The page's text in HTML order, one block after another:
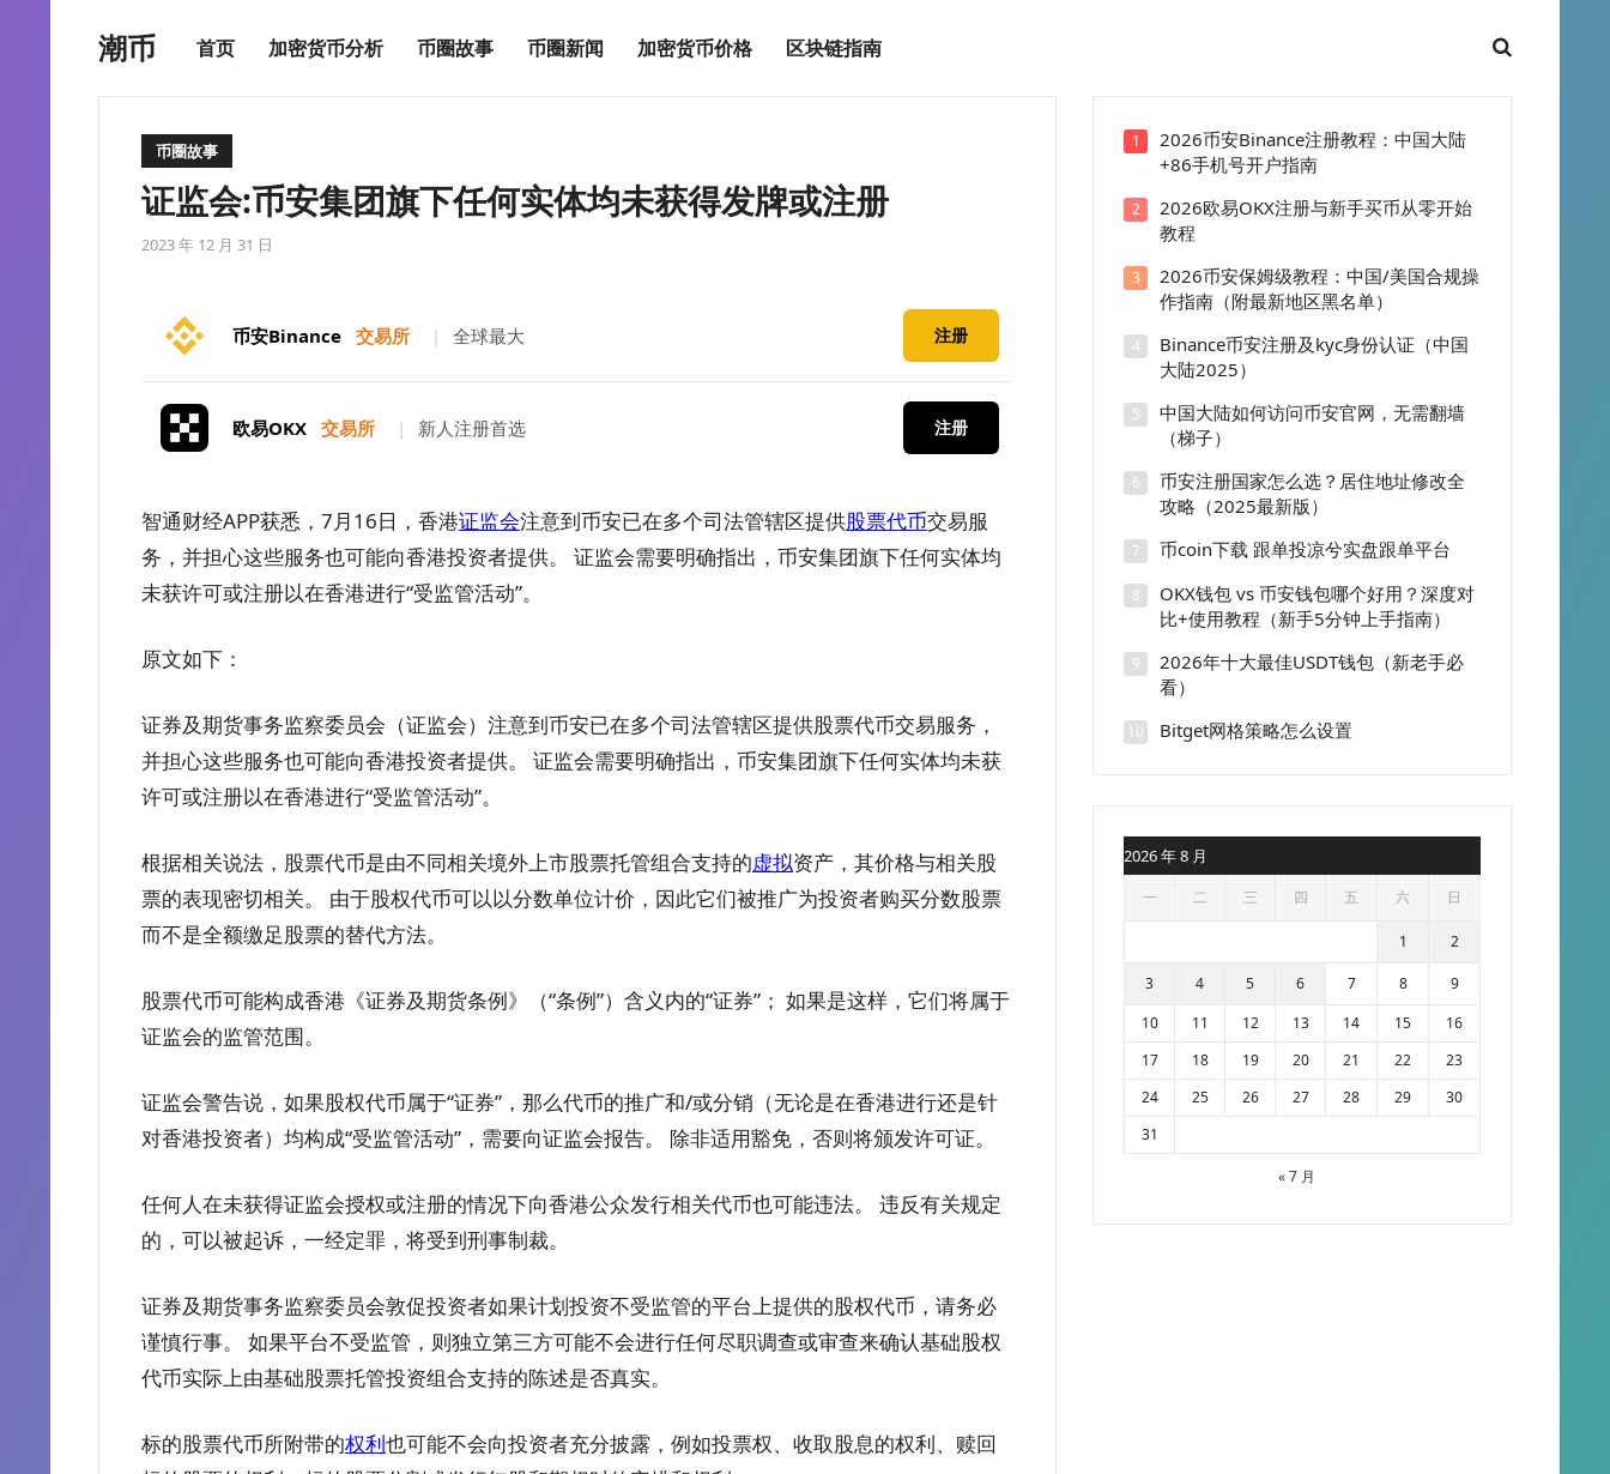
潮币 首页 加密货币分析 币圈故事 币圈新闻 加密货币价格 区块链指南
币圈故事
证监会:币安集团旗下任何实体均未获得发牌或注册
2023 年 12 月 31 日
币安Binance 交易所 | 全球最大 注册
欧易OKX 交易所 | 新人注册首选 注册
智通财经APP获悉，7月16日，香港证监会注意到币安已在多个司法管辖区提供股票代币交易服
务，并担心这些服务也可能向香港投资者提供。 证监会需要明确指出，币安集团旗下任何实体均
未获许可或注册以在香港进行“受监管活动”。
原文如下：
证券及期货事务监察委员会（证监会）注意到币安已在多个司法管辖区提供股票代币交易服务，
并担心这些服务也可能向香港投资者提供。 证监会需要明确指出，币安集团旗下任何实体均未获
许可或注册以在香港进行“受监管活动”。
根据相关说法，股票代币是由不同相关境外上市股票托管组合支持的虚拟资产，其价格与相关股
票的表现密切相关。 由于股权代币可以以分数单位计价，因此它们被推广为投资者购买分数股票
而不是全额缴足股票的替代方法。
股票代币可能构成香港《证券及期货条例》（“条例”）含义内的“证券”； 如果是这样，它们将属于
证监会的监管范围。
证监会警告说，如果股权代币属于“证券”，那么代币的推广和/或分销（无论是在香港进行还是针
对香港投资者）均构成“受监管活动”，需要向证监会报告。 除非适用豁免，否则将颁发许可证。
任何人在未获得证监会授权或注册的情况下向香港公众发行相关代币也可能违法。 违反有关规定
的，可以被起诉，一经定罪，将受到刑事制裁。
证券及期货事务监察委员会敦促投资者如果计划投资不受监管的平台上提供的股权代币，请务必
谨慎行事。 如果平台不受监管，则独立第三方可能不会进行任何尽职调查或审查来确认基础股权
代币实际上由基础股票托管投资组合支持的陈述是否真实。
标的股票代币所附带的权利也可能不会向投资者充分披露，例如投票权、收取股息的权利、赎回
1
2026币安Binance注册教程：中国大陆
+86手机号开户指南
2
2026欧易OKX注册与新手买币从零开始
教程
3
2026币安保姆级教程：中国/美国合规操
作指南（附最新地区黑名单）
4
Binance币安注册及kyc身份认证（中国
大陆2025）
5
中国大陆如何访问币安官网，无需翻墙
（梯子）
6
币安注册国家怎么选？居住地址修改全
攻略（2025最新版）
7 币coin下载 跟单投凉兮实盘跟单平台
8
OKX钱包 vs 币安钱包哪个好用？深度对
比+使用教程（新手5分钟上手指南）
9
2026年十大最佳USDT钱包（新老手必
看）
10 Bitget网格策略怎么设置
2026 年 8 月
一 二 三 四 五 六 日
1 2
3 4 5 6 7 8
9
10
11 12 13 14 15
16
17
18 19 20 21 22
23
24
25 26 27 28 29
30
31
« 7 月